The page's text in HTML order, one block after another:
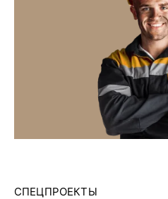
СПЕЦПРОЕКТЫ